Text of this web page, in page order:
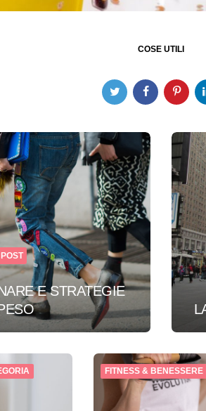
COSE UTILI
E STRATEGIE
FITNESS & BENESSERE